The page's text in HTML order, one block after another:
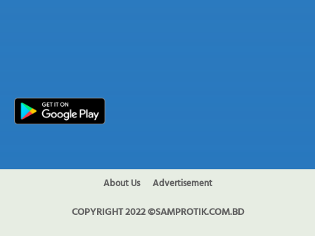
About Us Advertisement
COPYRIGHT 2022 ©SAMPROTIK.COM.BD